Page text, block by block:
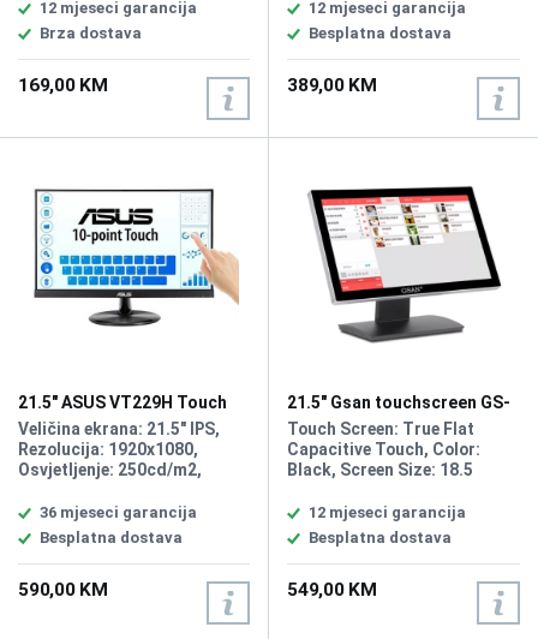
(W x D x H): 34.83 x 3.24 x
27.23 cm, Current: 100–240
VAC, 50/60 Hz, 1x
Displayport, USB Hub,No
Stand.
12 mjeseci garancija
Brza dostava
169,00 KM
H150°/V130°, Brightness:
300nits, OR (Optimum
Resolution): 1366*768, Input
Power: 12V, 3.0A, Input
Signal: RGB Analog, Input
Interfaces: VGA, Multimedia
12 mjeseci garancija
Besplatna dostava
389,00 KM
21.5" ASUS VT229H Touch
Display
Veličina ekrana: 21.5" IPS,
Rezolucija: 1920x1080,
Osvjetljenje: 250cd/m2,
odziva: 5ms, Priključci:
HDMI, VGA, Izlaz za
slušalice.
36 mjeseci garancija
Besplatna dostava
590,00 KM
21.5" Gsan touchscreen GS-
1538 display
Touch Screen: True Flat
Capacitive Touch, Color:
Black, Screen Size: 18.5
1080, Screen Ratio: 16:9,
Screen Ratio: 16:9, Input
Power: 100- 240V AC 1.0A 50-
60 Hz, Output: 12V DC- 3.0A,
Input interfaces: VGA, DC,
Interface: USB Type B, HDMI,
12 mjeseci garancija
Besplatna dostava
549,00 KM